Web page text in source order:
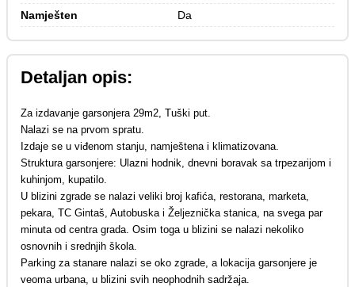
Namješten Da
Detaljan opis:
Za izdavanje garsonjera 29m2, Tuški put.
Nalazi se na prvom spratu.
Izdaje se u viđenom stanju, namještena i klimatizovana.
Struktura garsonjere: Ulazni hodnik, dnevni boravak sa trpezarijom i
kuhinjom, kupatilo.
U blizini zgrade se nalazi veliki broj kafića, restorana, marketa,
pekara, TC Gintaš, Autobuska i Željeznička stanica, na svega par
minuta od centra grada. Osim toga u blizini se nalazi nekoliko
osnovnih i srednjih škola.
Parking za stanare nalazi se oko zgrade, a lokacija garsonjere je
veoma urbana, u blizini svih neophodnih sadržaja.